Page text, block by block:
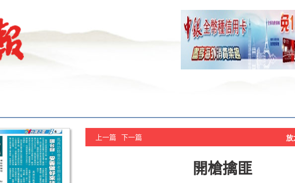
上一篇 下一篇 放
開槍擒匪